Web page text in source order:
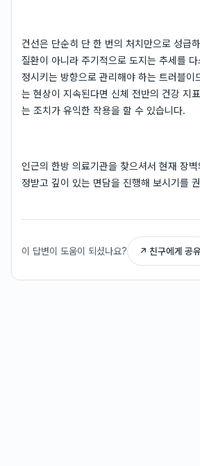
건선은 단순히 단 한 번의 처치만으로 성급
질환이 아니라 주기적으로 도지는 추세를
정시키는 방향으로 관리해야 하는 트러블이
는 현상이 지속된다면 신체 전반의 건강 지
는 조치가 유익한 작용을 할 수 있습니다.
인근의 한방 의료기관을 찾으셔서 현재 장
정받고 깊이 있는 면담을 진행해 보시기를
이 답변이 도움이 되셨나요? ↗ 친구에게 공